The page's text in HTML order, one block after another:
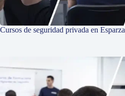
Cursos de seguridad privada en Esparza